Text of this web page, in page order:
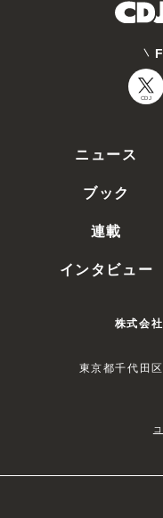
CDJ
ニュース
ブック
連載
インタビュー
株式会
東京都千代田